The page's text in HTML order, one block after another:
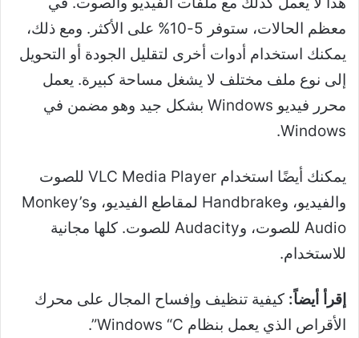
معظم الحالات، ستوفر 5-10% على الأكثر. ومع ذلك،
يمكنك استخدام أدوات أخرى لتقليل الجودة أو التحويل
إلى نوع ملف مختلف لا يشغل مساحة كبيرة. يعمل
محرر فيديو Windows بشكل جيد وهو مضمن في
Windows.
يمكنك أيضًا استخدام VLC Media Player للصوت
والفيديو، وHandbrake لمقاطع الفيديو، وMonkey’s
Audio للصوت، وAudacity للصوت. كلها مجانية
للاستخدام.
إقرأ أيضاً: كيفية تنظيف وإفساح المجال على محرك
الأقراص الذي يعمل بنظام Windows “C”.